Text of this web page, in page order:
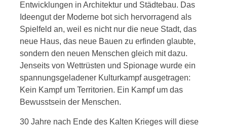
Entwicklungen in Architektur und Städtebau. Das
Ideengut der Moderne bot sich hervorragend als
Spielfeld an, weil es nicht nur die neue Stadt, das
neue Haus, das neue Bauen zu erfinden glaubte,
sondern den neuen Menschen gleich mit dazu.
Jenseits von Wettrüsten und Spionage wurde ein
spannungsgeladener Kulturkampf ausgetragen:
Kein Kampf um Territorien. Ein Kampf um das
Bewusstsein der Menschen.
30 Jahre nach Ende des Kalten Krieges will diese